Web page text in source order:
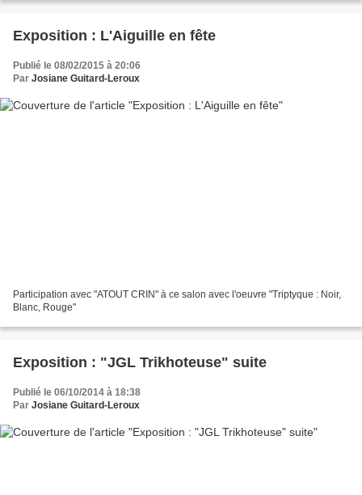
Exposition : L'Aiguille en fête
Publié le 08/02/2015 à 20:06
Par Josiane Guitard-Leroux
Participation avec "ATOUT CRIN" à ce salon avec l'oeuvre "Triptyque : Noir,
Blanc, Rouge"
Exposition : "JGL Trikhoteuse" suite
Publié le 06/10/2014 à 18:38
Par Josiane Guitard-Leroux